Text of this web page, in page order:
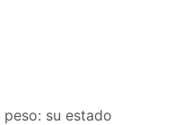
su estado